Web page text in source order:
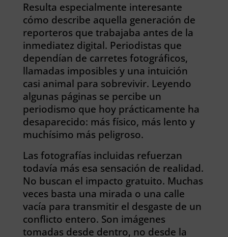
Resulta especialmente interesante
cómo describe aquella generación de
reporteros que trabajaba antes de la
inmediatez digital. Periodistas que
dependían de carretes fotográficos,
llamadas imposibles y una intuición
casi animal para sobrevivir. Leyendo
algunas páginas se percibe un
periodismo que hoy prácticamente ha
desaparecido: más físico, más lento y
muchísimo más peligroso.
Las fotografías incluidas refuerzan
todavía más esa sensación de realidad.
No buscan el impacto gratuito. Muchas
veces basta una mirada o una calle
vacía para transmitir el desgaste de un
conflicto entero. Son imágenes
tomadas desde dentro, no desde la